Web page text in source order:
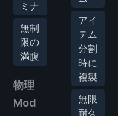
ミナ
無制
限の
満腹
物理
Mod
アイ
テム
分割
時に
複製
無限
耐久